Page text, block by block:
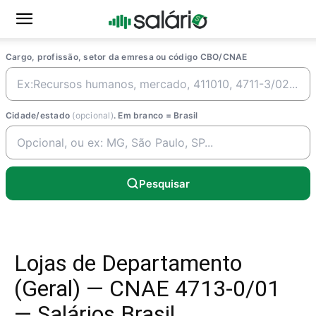
Cargo, profissão, setor da emresa ou código CBO/CNAE
Cidade/estado (opcional). Em branco = Brasil
Pesquisar
Lojas de Departamento
(Geral) — CNAE 4713-0/01